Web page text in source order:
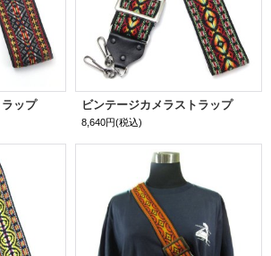
ップ ビンテージカメラストラップ
8,640円(税込)